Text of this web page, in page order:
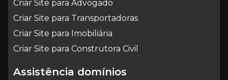
Criar Site para Advogado
Criar Site para Transportadoras
Criar Site para Imobiliária
Criar Site para Construtora Civil
Assistência domínios